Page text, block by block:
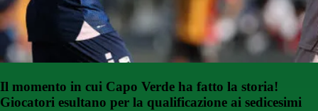
Il momento in cui Capo Verde ha fatto la storia!
Giocatori esultano per la qualificazione ai sedicesimi